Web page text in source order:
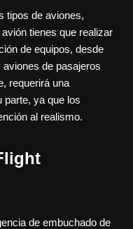
tipos de aviones,
tienes que realizar
de equipos, desde
de pasajeros
requerirá una
parte, ya que los
al realismo.
de embuchado de